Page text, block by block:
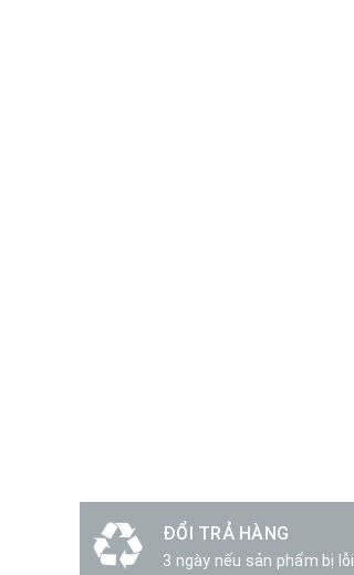
ĐỔI TRẢ HÀNG
3 ngày nếu sản phẩm bị lỗi